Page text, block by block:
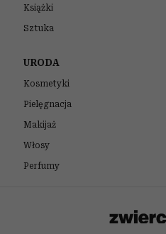
Książki
Sztuka
URODA
Kosmetyki
Pielęgnacja
Makijaż
Włosy
Perfumy